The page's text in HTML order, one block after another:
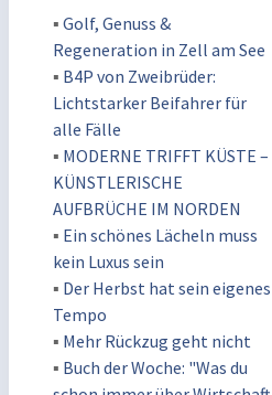
▪ Golf, Genuss &
Regeneration in Zell am See
▪ B4P von Zweibrüder:
Lichtstarker Beifahrer für
alle Fälle
▪ MODERNE TRIFFT KÜSTE –
KÜNSTLERISCHE
AUFBRÜCHE IM NORDEN
▪ Ein schönes Lächeln muss
kein Luxus sein
▪ Der Herbst hat sein eigenes
Tempo
▪ Mehr Rückzug geht nicht
▪ Buch der Woche: "Was du